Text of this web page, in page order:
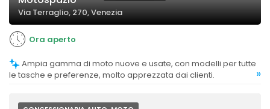
Via Terraglio, 270, Venezia
Ora aperto
le tasche e preferenze, molto apprezzata dai clienti.
»